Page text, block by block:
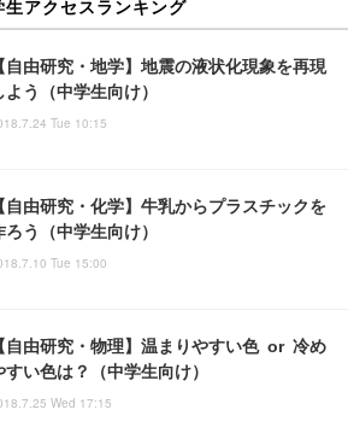
生アクセスランキング
自由研究・地学】地震の液状化現象を再現
よう（中学生向け）
Tue 10:15
自由研究・化学】牛乳からプラスチックを
ろう（中学生向け）
Tue 15:00
自由研究・物理】温まりやすい色 or 冷め
すい色は？（中学生向け）
Wed 17:15